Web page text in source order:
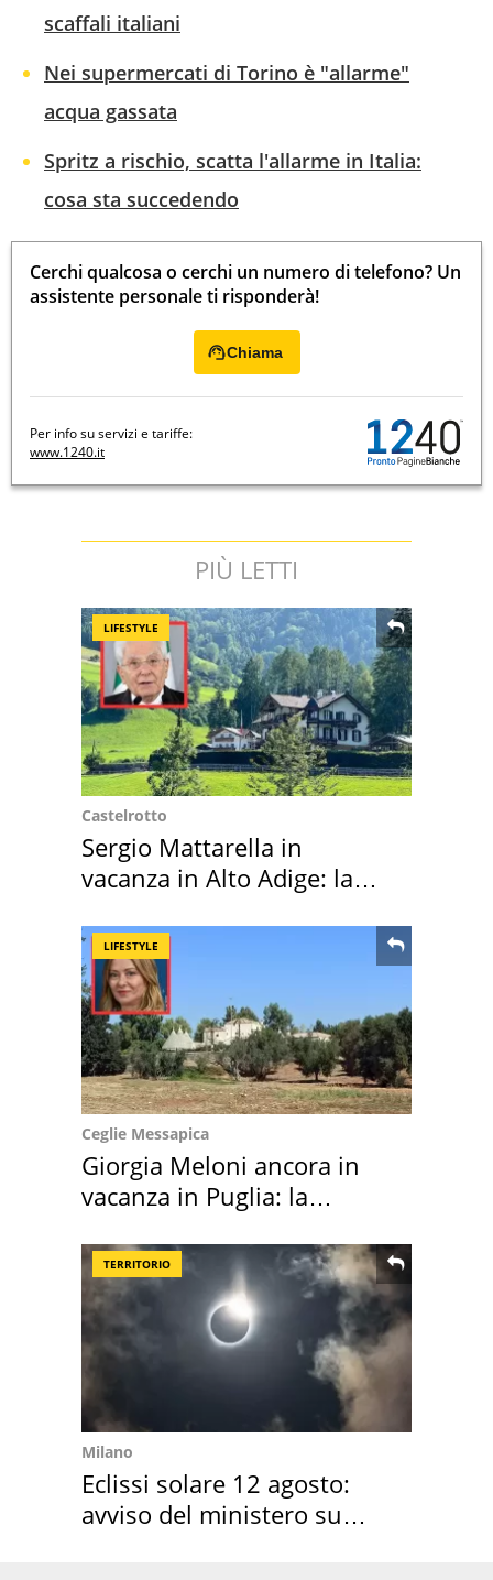
scaffali italiani
Nei supermercati di Torino è "allarme"
acqua gassata
Spritz a rischio, scatta l'allarme in Italia:
cosa sta succedendo
Cerchi qualcosa o cerchi un numero di telefono? Un
assistente personale ti risponderà!
Chiama
Per info su servizi e tariffe:
www.1240.it
PIÙ LETTI
LIFESTYLE
Castelrotto
Sergio Mattarella in
vacanza in Alto Adige: la
LIFESTYLE
Ceglie Messapica
Giorgia Meloni ancora in
vacanza in Puglia: la
TERRITORIO
Milano
Eclissi solare 12 agosto:
avviso del ministero su